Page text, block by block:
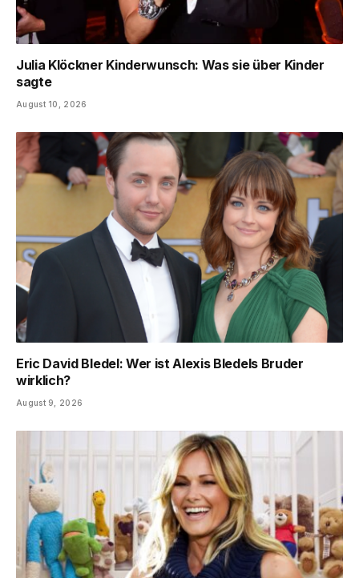
Julia Klöckner Kinderwunsch: Was sie über Kinder
sagte
August 10, 2026
Eric David Bledel: Wer ist Alexis Bledels Bruder
wirklich?
August 9, 2026